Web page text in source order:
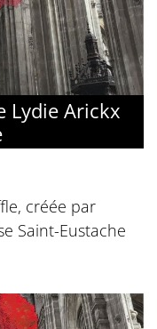
Lydie Arickx
créée par
Saint-Eustache